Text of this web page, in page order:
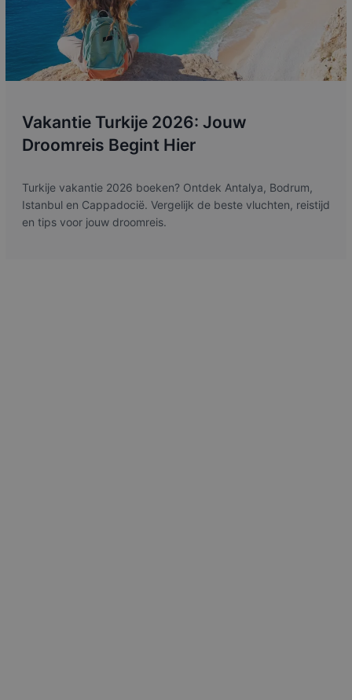
Vakantie Turkije 2026: Jouw
Droomreis Begint Hier
Turkije vakantie 2026 boeken? Ontdek Antalya, Bodrum,
Istanbul en Cappadocië. Vergelijk de beste vluchten, reistijd
en tips voor jouw droomreis.